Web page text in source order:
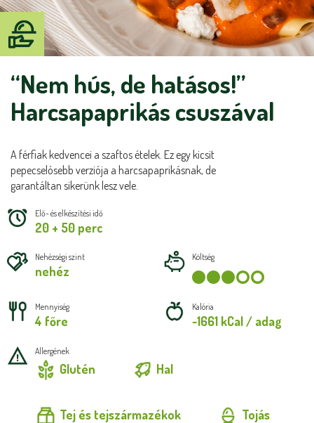
“Nem hús, de hatásos!”
Harcsapaprikás csuszával
A férfiak kedvencei a szaftos ételek. Ez egy kicsit
pepecselósebb verziója a harcsapaprikásnak, de
garantáltan sikerünk lesz vele.
Elő- és elkészítési idő
20 + 50 perc
Nehézségi szint
nehéz
Költség
Mennyiség
4 főre
Kalória
~1661 kCal / adag
Allergének
Glutén Hal
Tej és tejszármazékok Tojás